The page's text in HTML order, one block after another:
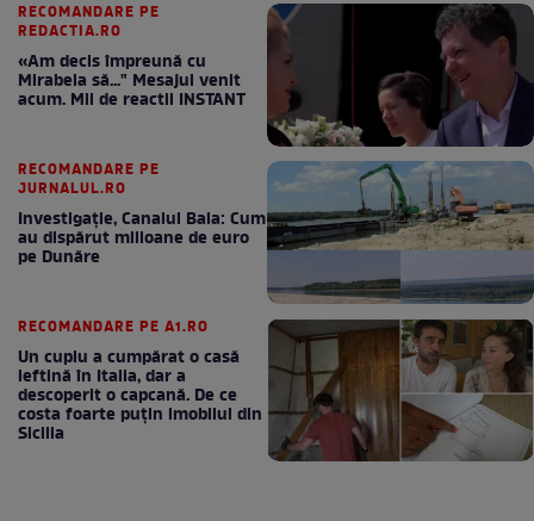
RECOMANDARE PE
REDACTIA.RO
«Am decis împreună cu
Mirabela să..." Mesajul venit
acum. Mii de reactii INSTANT
RECOMANDARE PE
JURNALUL.RO
Investigație, Canalul Bala: Cum
au dispărut milioane de euro
pe Dunăre
RECOMANDARE PE A1.RO
Un cuplu a cumpărat o casă
ieftină în Italia, dar a
descoperit o capcană. De ce
costa foarte puțin imobilul din
Sicilia